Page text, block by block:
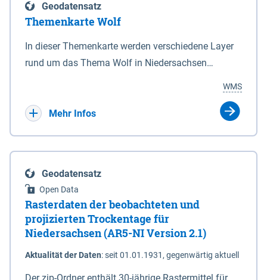
enthalten. Sperrwerke Sperrwerke sind Bauwerke
mit Sperrvorrichtungen in Tidegewässern, die dem
Schutz eines Gebietes vor erhöhten Tiden, vor allem
vor Sturmfluten, zu dienen bestimmt sind (§2 Abs.3
Eigenschaft eines Sperrwerkes durch Widmung, die
die Deichbehörde durch Verordnung ausspricht.
Geodatensatz
Themenkarte Wolf
In dieser Themenkarte werden verschiedene Layer
rund um das Thema Wolf in Niedersachsen
sowie Status der bestehenden Wolfsterritorien im
laufenden Monitoringjahr.
WMS
Mehr Infos
Geodatensatz
Open Data
Rasterdaten der beobachteten und
projizierten Trockentage für
Niedersachsen (AR5-NI Version 2.1)
Aktualität der Daten:seit 01.01.1931, gegenwärtig aktuell